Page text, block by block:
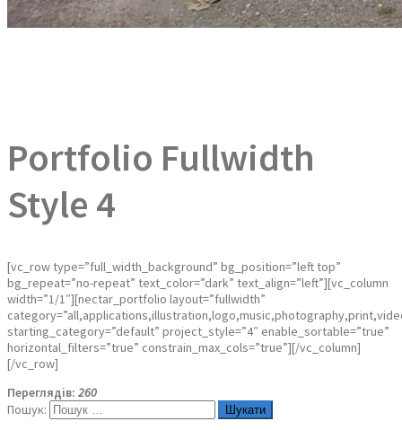
Portfolio Fullwidth
Style 4
[vc_row type=”full_width_background” bg_position=”left top”
bg_repeat=”no-repeat” text_color=”dark” text_align=”left”][vc_column
width=”1/1″][nectar_portfolio layout=”fullwidth”
starting_category=”default” project_style=”4″ enable_sortable=”true”
horizontal_filters=”true” constrain_max_cols=”true”][/vc_column]
[/vc_row]
Переглядів: 260
Пошук: